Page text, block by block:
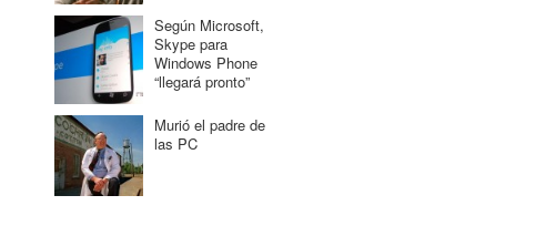
Según Microsoft,
Skype para
Windows Phone
“llegará pronto”
Murió el padre de
las PC